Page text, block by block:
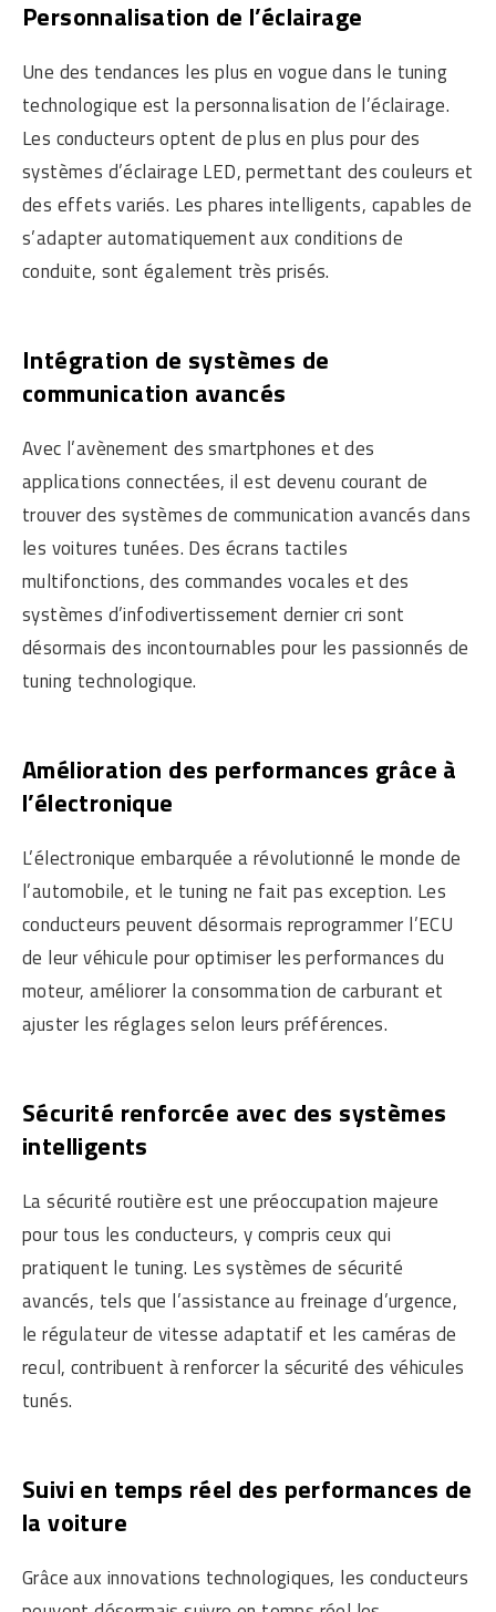
Personnalisation de l’éclairage
Une des tendances les plus en vogue dans le tuning
technologique est la personnalisation de l’éclairage.
Les conducteurs optent de plus en plus pour des
systèmes d’éclairage LED, permettant des couleurs et
des effets variés. Les phares intelligents, capables de
s’adapter automatiquement aux conditions de
conduite, sont également très prisés.
Intégration de systèmes de
communication avancés
Avec l’avènement des smartphones et des
applications connectées, il est devenu courant de
trouver des systèmes de communication avancés dans
les voitures tunées. Des écrans tactiles
multifonctions, des commandes vocales et des
systèmes d’infodivertissement dernier cri sont
désormais des incontournables pour les passionnés de
tuning technologique.
Amélioration des performances grâce à
l’électronique
L’électronique embarquée a révolutionné le monde de
l’automobile, et le tuning ne fait pas exception. Les
conducteurs peuvent désormais reprogrammer l’ECU
de leur véhicule pour optimiser les performances du
moteur, améliorer la consommation de carburant et
ajuster les réglages selon leurs préférences.
Sécurité renforcée avec des systèmes
intelligents
La sécurité routière est une préoccupation majeure
pour tous les conducteurs, y compris ceux qui
pratiquent le tuning. Les systèmes de sécurité
avancés, tels que l’assistance au freinage d’urgence,
le régulateur de vitesse adaptatif et les caméras de
recul, contribuent à renforcer la sécurité des véhicules
tunés.
Suivi en temps réel des performances de
la voiture
Grâce aux innovations technologiques, les conducteurs